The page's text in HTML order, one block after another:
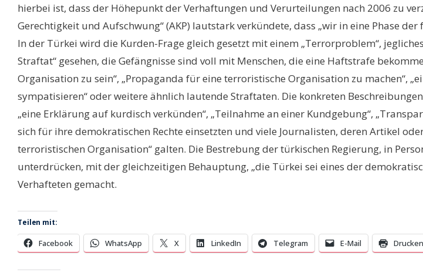
hierbei ist, dass der Höhepunkt der Verhaftungen und Verurteilungen nach 2006 zu
Gerechtigkeit und Aufschwung“ (AKP) lautstark verkündete, dass „wir in eine Phase
In der Türkei wird die Kurden-Frage gleich gesetzt mit einem „Terrorproblem“,
Straftat“ gesehen, die Gefängnisse sind voll mit Menschen, die eine Haftstrafe
Organisation zu sein“, „Propaganda für eine terroristische Organisation zu machen“,
sympatisieren“ oder weitere ähnlich lautende Straftaten. Die konkreten
„eine Erklärung auf kurdisch verkünden“, „Teilnahme an einer Kundgebung“,
sich für ihre demokratischen Rechte einsetzten und viele Journalisten, deren Artikel
terroristischen Organisation“ galten. Die Bestrebung der türkischen Regierung, in
unterdrücken, mit der gleichzeitigen Behauptung, „die Türkei sei eines der
Verhafteten gemacht.
Teilen mit:
Facebook WhatsApp X LinkedIn Telegram E-Mail Drucken